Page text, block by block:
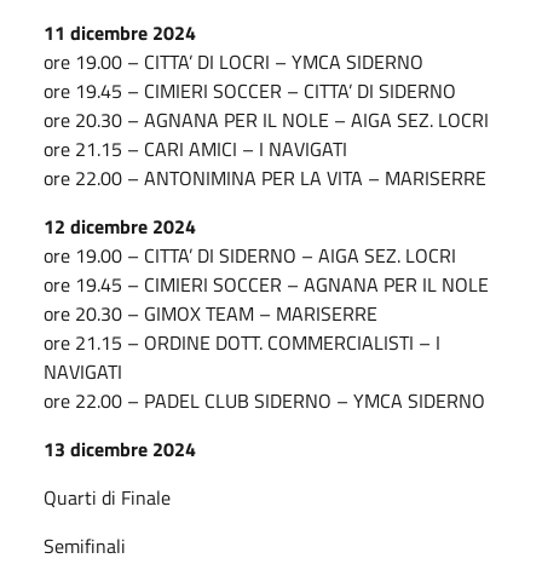
11 dicembre 2024
ore 19.00 – CITTA’ DI LOCRI – YMCA SIDERNO
ore 19.45 – CIMIERI SOCCER – CITTA’ DI SIDERNO
ore 20.30 – AGNANA PER IL NOLE – AIGA SEZ. LOCRI
ore 21.15 – CARI AMICI – I NAVIGATI
ore 22.00 – ANTONIMINA PER LA VITA – MARISERRE
12 dicembre 2024
ore 19.00 – CITTA’ DI SIDERNO – AIGA SEZ. LOCRI
ore 19.45 – CIMIERI SOCCER – AGNANA PER IL NOLE
ore 20.30 – GIMOX TEAM – MARISERRE
ore 21.15 – ORDINE DOTT. COMMERCIALISTI – I
NAVIGATI
ore 22.00 – PADEL CLUB SIDERNO – YMCA SIDERNO
13 dicembre 2024
Quarti di Finale
Semifinali